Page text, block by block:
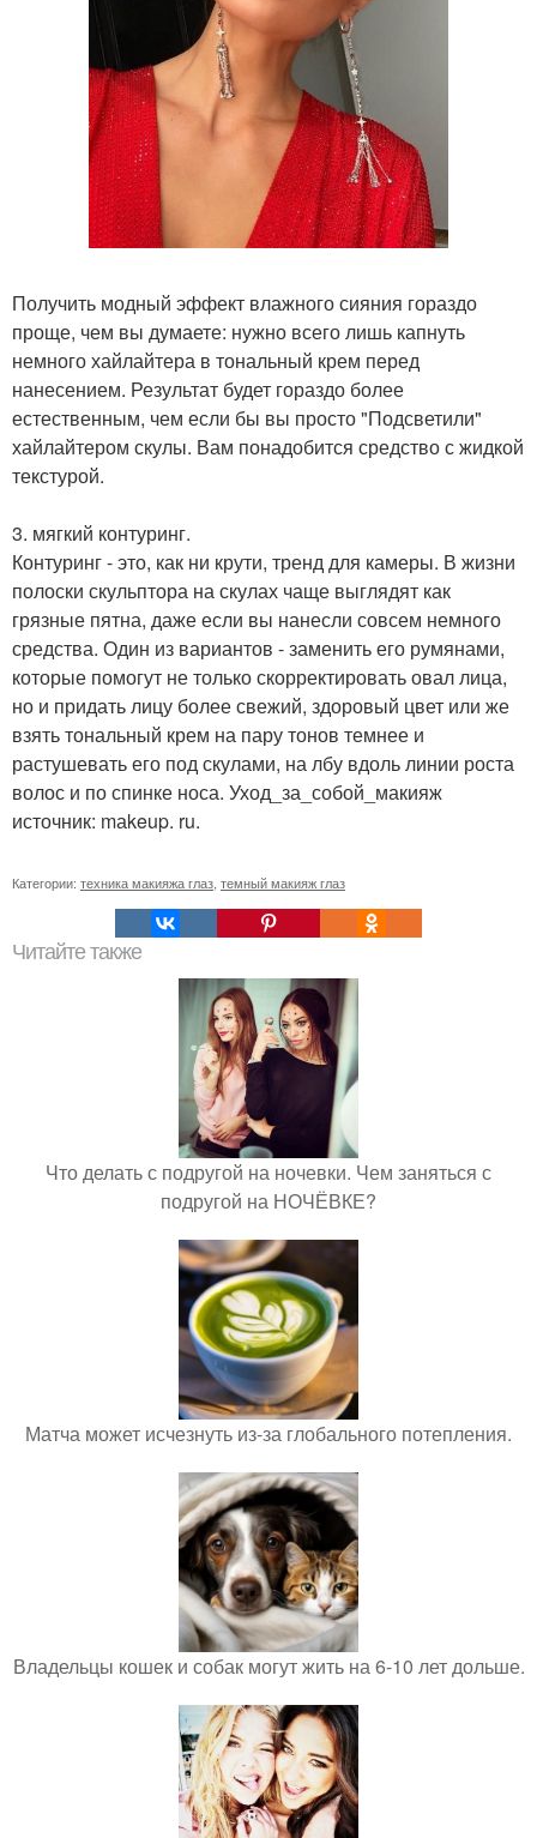
Получить модный эффект влажного сияния гораздо
проще, чем вы думаете: нужно всего лишь капнуть
немного хайлайтера в тональный крем перед
нанесением. Результат будет гораздо более
естественным, чем если бы вы просто "Подсветили"
хайлайтером скулы. Вам понадобится средство с жидкой
текстурой.
3. мягкий контуринг.
Контуринг - это, как ни крути, тренд для камеры. В жизни
полоски скульптора на скулах чаще выглядят как
грязные пятна, даже если вы нанесли совсем немного
средства. Один из вариантов - заменить его румянами,
которые помогут не только скорректировать овал лица,
но и придать лицу более свежий, здоровый цвет или же
взять тональный крем на пару тонов темнее и
растушевать его под скулами, на лбу вдоль линии роста
волос и по спинке носа. Уход_за_собой_макияж
источник: mаkeup. ru.
Категории: техника макияжа глаз темный макияж глаз
Читайте также
Что делать с подругой на ночевки. Чем заняться с
подругой на НОЧЁВКЕ?
Матча может исчезнуть из-за глобального потепления.
Владельцы кошек и собак могут жить на 6-10 лет дольше.